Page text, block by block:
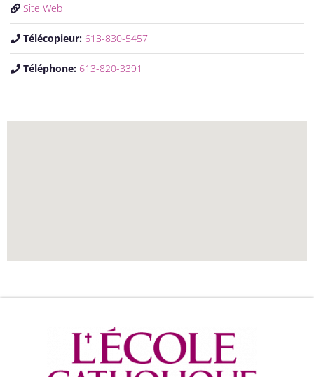
Site Web
Télécopieur: 613-830-5457
Téléphone: 613-820-3391